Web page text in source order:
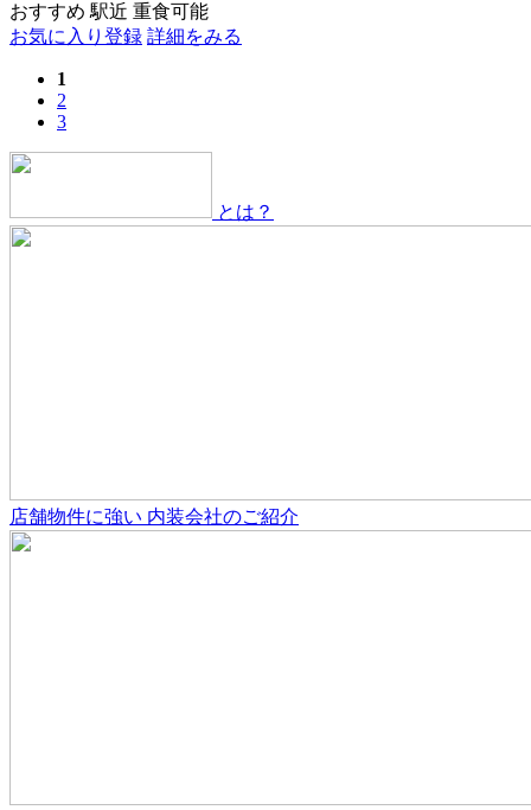
おすすめ 駅近 重食可能
お気に入り登録 詳細をみる
1
2
3
とは？
店舗物件に強い 内装会社のご紹介